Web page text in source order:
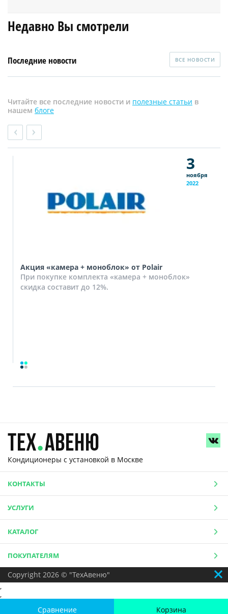
Сравнение Корзина
Недавно Вы смотрели
Последние новости ВСЕ НОВОСТИ
Читайте все последние новости и полезные статьи в
нашем блоге
3
ноября
2022
Акция «камера + моноблок» от Polair
При покупке комплекта «камера + моноблок»
скидка составит до 12%.
Кондиционеры с установкой в Москве
КОНТАКТЫ
УСЛУГИ
КАТАЛОГ
ПОКУПАТЕЛЯМ
Copyright 2026 © "ТехАвеню"
,
,